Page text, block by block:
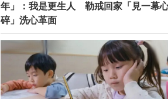
年」：我是更生人 勒戒回家「見一幕
碎」洗心革面